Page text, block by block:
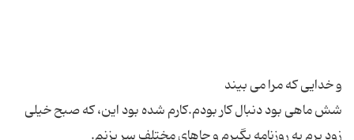
شش ماهی بود دنبال کار بودم.کارم شده بود این، که صبح خیلی